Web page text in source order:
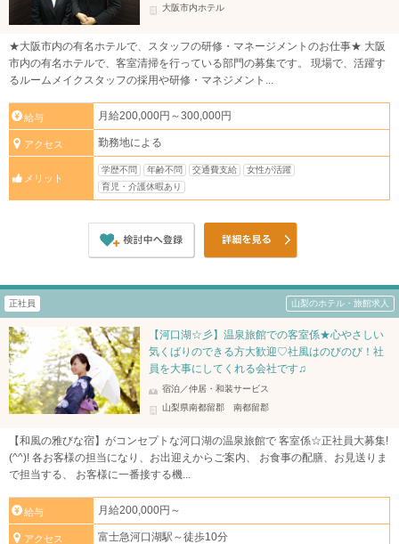
大阪市内ホテル
★大阪市内の有名ホテルで、スタッフの研修・マネージメントのお仕事★ 大阪
市内の有名ホテルで、客室清掃を行っている部門の募集です。 現場で、活躍す
るルームメイクスタッフの採用や研修・マネジメント...
給与 月給200,000円～300,000円
アクセス 勤務地による
メリット
学歴不問 年齢不問 交通費支給
女性が活躍
育児・介護休暇あり
正社員 山梨のホテル・旅館求人
【河口湖☆彡】温泉旅館での客室係★心やさしい
気くばりのできる方大歓迎♡社風はのびのび！社
員を大事にしてくれる会社です♫
宿泊／仲居・和装サービス
山梨県南都留郡 南都留郡
【和風の雅びな宿】がコンセプトな河口湖の温泉旅館で 客室係☆正社員大募集!
(^^)! 各お客様の担当になり、お出迎えからご案内、 お食事の配膳、お見送りま
で担当する、 お客様に一番接する機...
給与 月給200,000円～
アクセス 富士急河口湖駅～徒歩10分